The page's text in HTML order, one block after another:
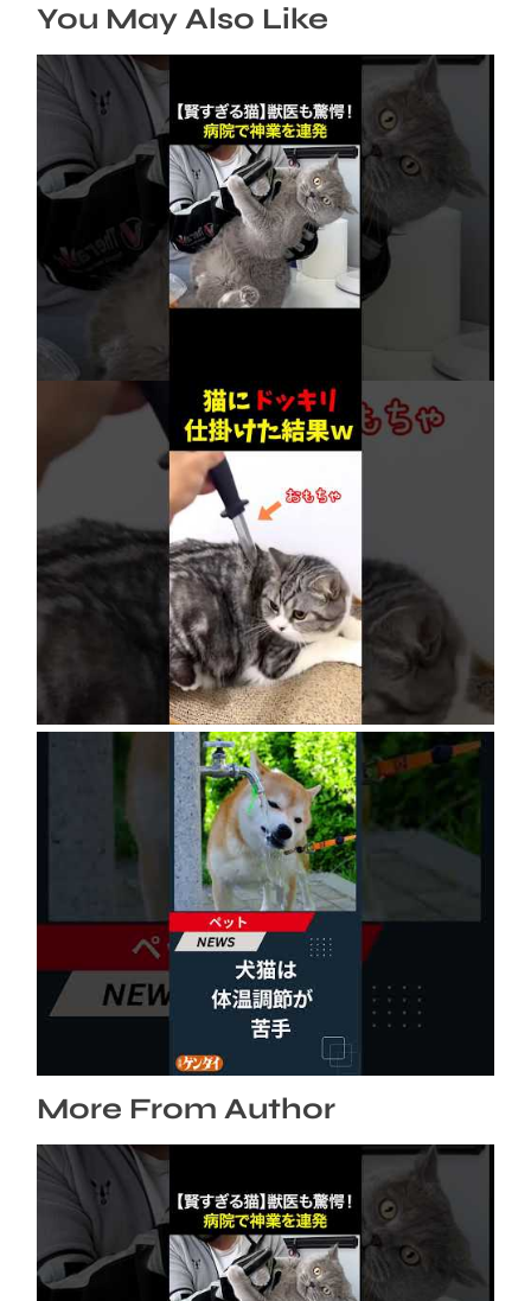
You May Also Like
【賢すぎる猫】獣医も驚愕！病院で神業を連発
2026年8月6日
ネコにドッキリ仕掛けた結果５選 #猫のいる暮
らし #cat #面白集 #ねこ #笑ったら負け
2026年8月6日
犬猫は体温調節が苦手、しかも夏バテは胃腸に
出る…そんなときの対処法とは？ #犬 #猫 #ペ
ット #飼い猫 #飼い犬 #熱中症 #日刊ゲンダイ
More From Author